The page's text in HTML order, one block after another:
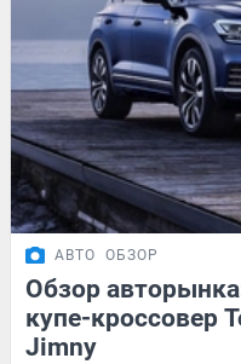
АВТО ОБЗОР
Обзор
купе-кроссовер
Jimny